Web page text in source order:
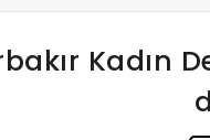
Kadın